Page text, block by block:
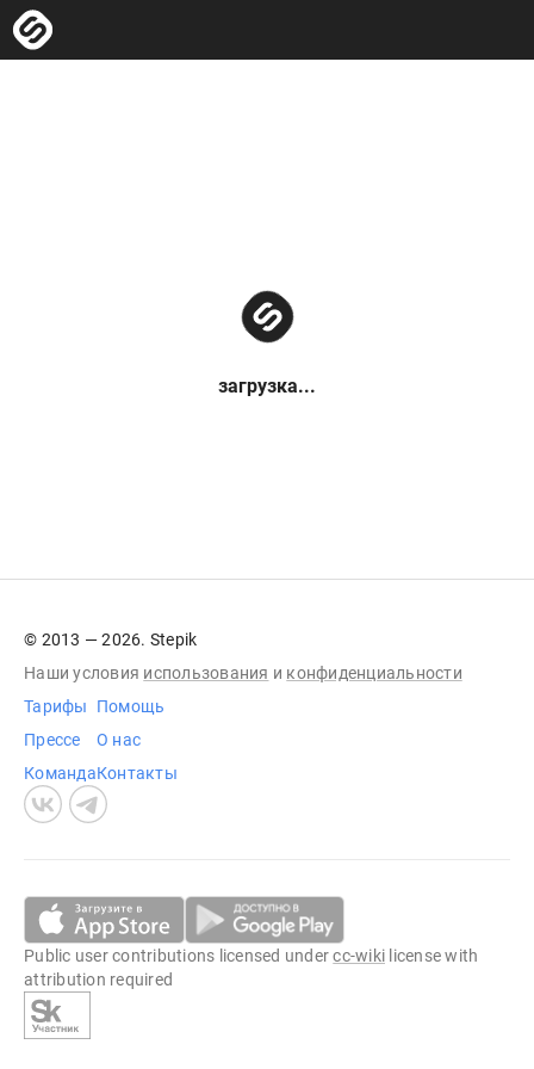
загрузка...
© 2013 — 2026. Stepik
Наши условия использования и конфиденциальности
Тарифы
Прессе
Команда
Помощь
О нас
Контакты
Public user contributions licensed undercc-wiki license with
attribution required